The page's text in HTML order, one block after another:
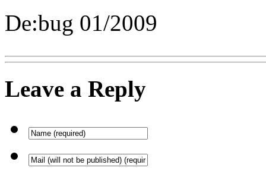
De:bug 01/2009
Leave a Reply